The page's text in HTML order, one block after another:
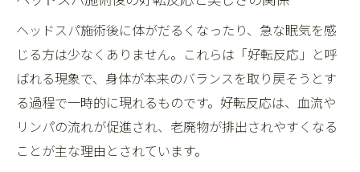
ヘッドスパ施術後に体がだるくなったり、急な眠気を感
じる方は少なくありません。これらは「好転反応」と呼
ばれる現象で、身体が本来のバランスを取り戻そうとす
る過程で一時的に現れるものです。好転反応は、血流や
リンパの流れが促進され、老廃物が排出されやすくなる
ことが主な理由とされています。